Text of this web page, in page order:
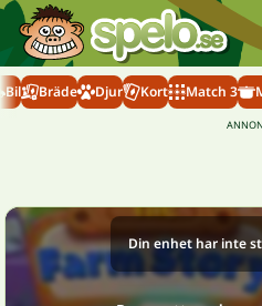
Bil Bräde Djur Kort Match 3
Din enhet har inte